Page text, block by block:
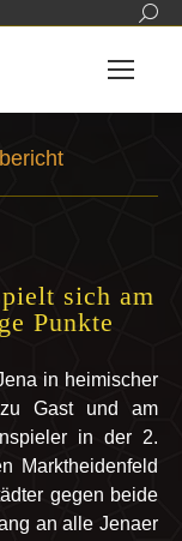
sich am
Punkte
in heimischer
Gast und am
in der 2.
Marktheidenfeld
gegen beide
an alle Jenaer